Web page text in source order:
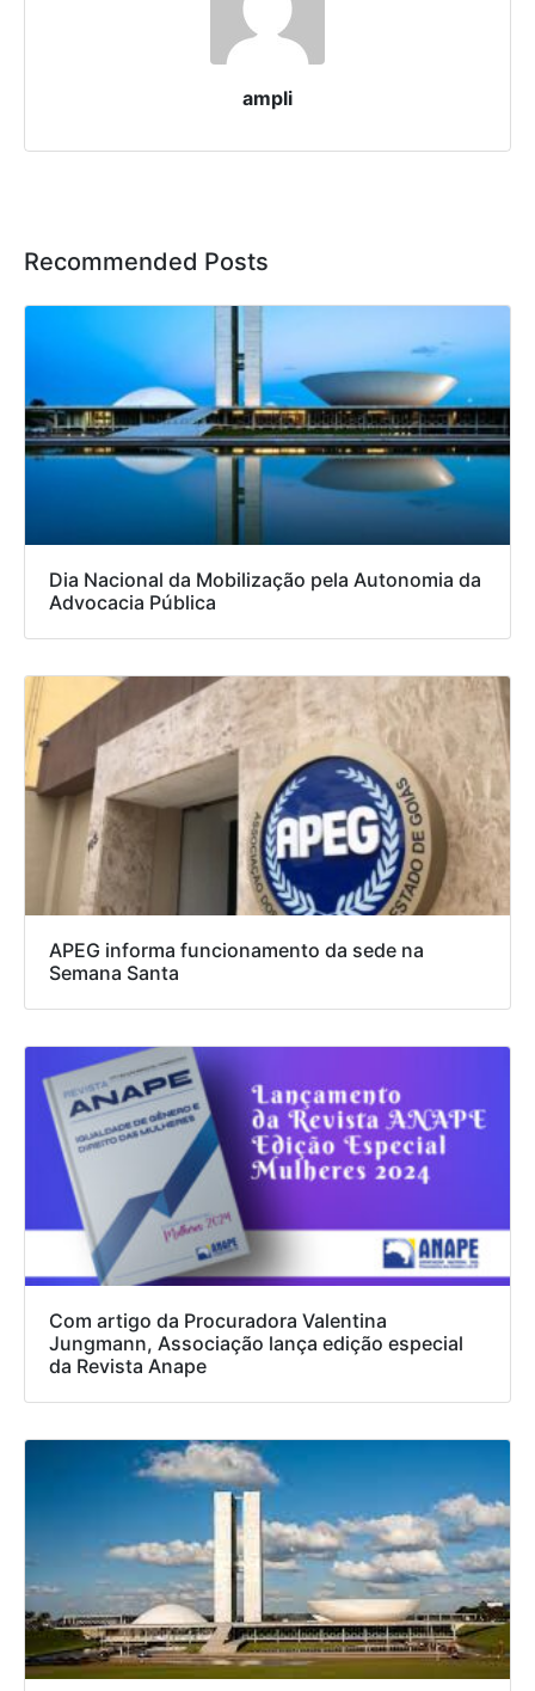
ampli
Recommended Posts
Dia Nacional da Mobilização pela Autonomia da
Advocacia Pública
APEG informa funcionamento da sede na
Semana Santa
Com artigo da Procuradora Valentina
Jungmann, Associação lança edição especial
da Revista Anape